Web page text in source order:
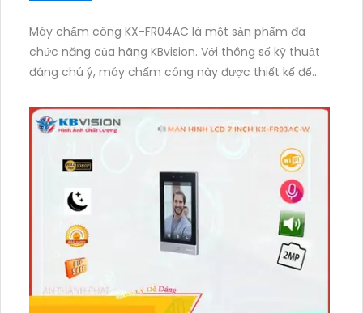
Máy chấm công KX-FR04AC là một sản phẩm đa
chức năng của hãng KBvision. Với thông số kỹ thuật
đáng chú ý, máy chấm công này được thiết kế để
các doanh nghiệp, văn phòng, cửa hàng, và nhiều
nơi khác. Thiết kế nhỏ gọn và sang trọng, máy chấm
công KX-FR04AC có khả năng hỗ trợ tới 1500 người
dùng. Điều này có nghĩa là bạn có thể quản lý và ghi
nhận thông tin chấm công cho tối đa 1500 người
trong hệ thống. Điều này rất hữu ích cho các doanh
nghiệp có quy mô vừa và lớn, giúp tiết kiệm thời gian
và công sức. Máy chấm công này đi kèm với chức
năng User 1500 KBvision, cho phép bạn tạo tới 1500
tài khoản người dùng khác nhau trên hệ thống. Mỗi